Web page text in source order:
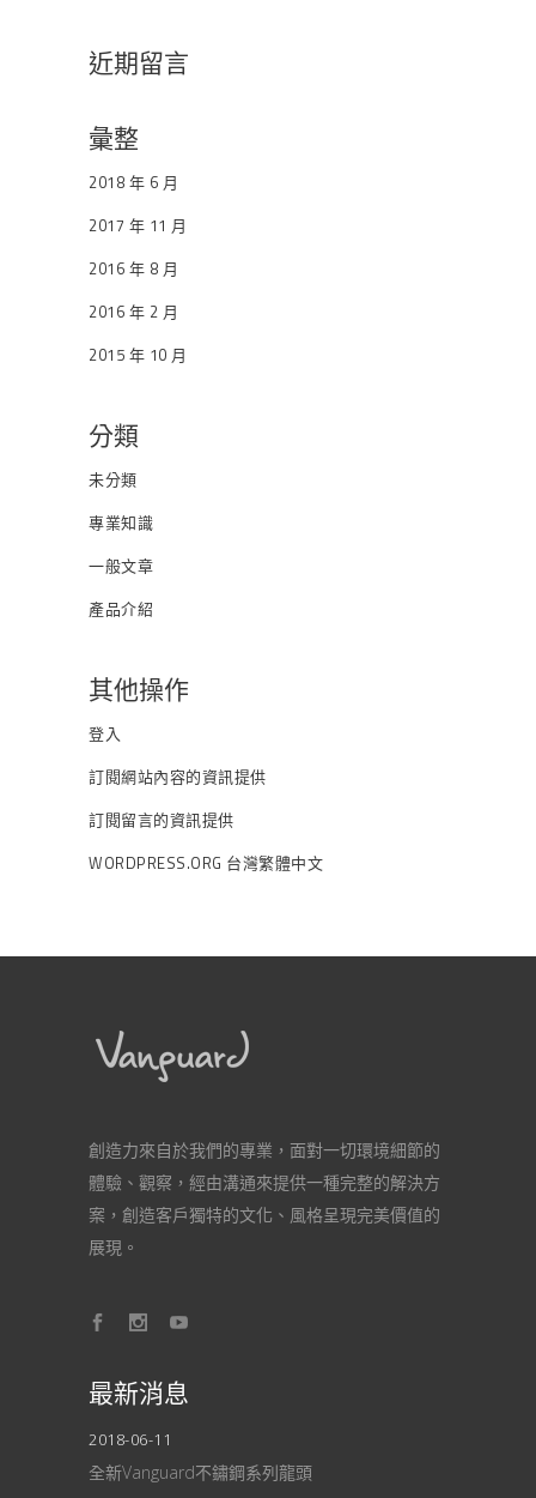
近期留言
彙整
2018 年 6 月
2017 年 11 月
2016 年 8 月
2016 年 2 月
2015 年 10 月
分類
未分類
專業知識
一般文章
產品介紹
其他操作
登入
訂閱網站內容的資訊提供
訂閱留言的資訊提供
WORDPRESS.ORG 台灣繁體中文
創造力來自於我們的專業，面對一切環境細節的
體驗、觀察，經由溝通來提供一種完整的解決方
案，創造客戶獨特的文化、風格呈現完美價值的
展現。
最新消息
2018-06-11
全新Vanguard不鏽鋼系列龍頭